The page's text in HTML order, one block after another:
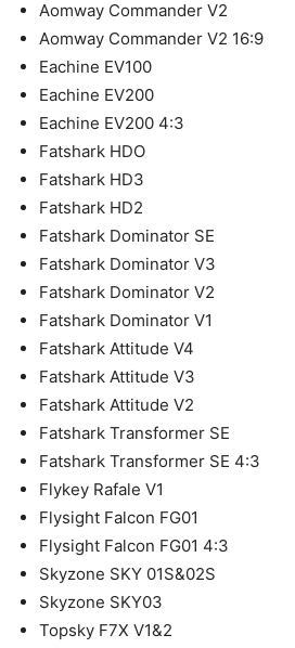
Aomway Commander V2
Aomway Commander V2 16:9
Eachine EV100
Eachine EV200
Eachine EV200 4:3
Fatshark HDO
Fatshark HD3
Fatshark HD2
Fatshark Dominator SE
Fatshark Dominator V3
Fatshark Dominator V2
Fatshark Dominator V1
Fatshark Attitude V4
Fatshark Attitude V3
Fatshark Attitude V2
Fatshark Transformer SE
Fatshark Transformer SE 4:3
Flykey Rafale V1
Flysight Falcon FG01
Flysight Falcon FG01 4:3
Skyzone SKY 01S&02S
Skyzone SKY03
Topsky F7X V1&2